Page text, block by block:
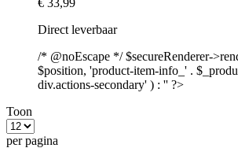
Direct leverbaar
/* @noEscape */ $secureRenderer-
$position, 'product-item-info_' .
div.actions-secondary' ) : '' ?>
Toon
per pagina